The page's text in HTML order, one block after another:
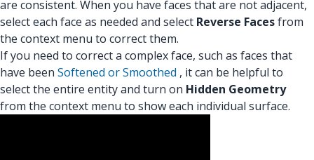
are consistent. When you have faces that are not adjacent,
select each face as needed and select Reverse Facesfrom
the context menu to correct them.
If you need to correct a complex face, such as faces that
have been Softened or Smoothed , it can be helpful to
select the entire entity and turn on Hidden Geometry
from the context menu to show each individual surface.